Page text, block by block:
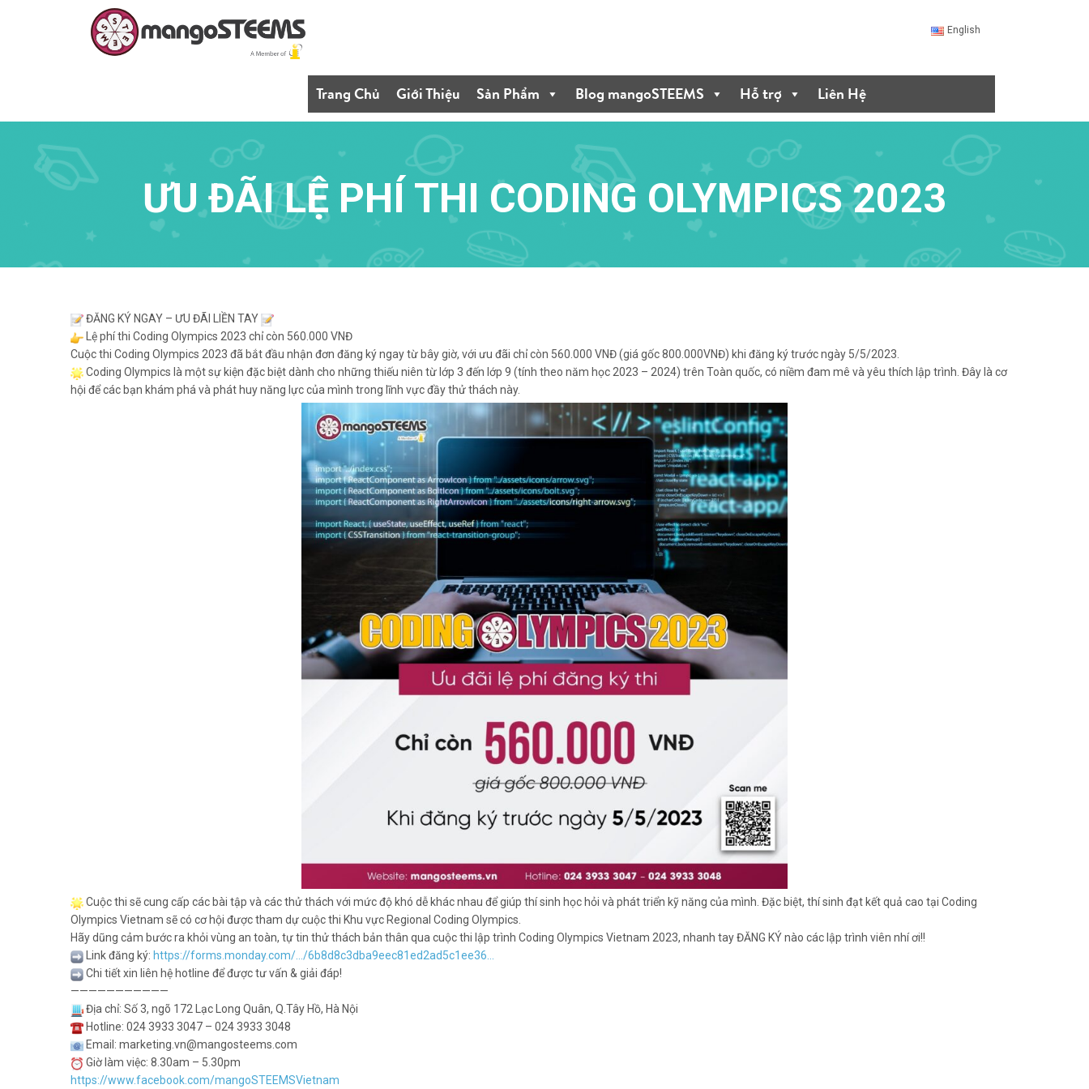
English
Trang Chủ Giới Thiệu Sản Phẩm Blog mangoSTEEMS Hỗ trợ Liên Hệ
ƯU ĐÃI LỆ PHÍ THI CODING OLYMPICS 2023
ĐĂNG KÝ NGAY – ƯU ĐÃI LIỀN TAY
Lệ phí thi Coding Olympics 2023 chỉ còn 560.000 VNĐ
Cuộc thi Coding Olympics 2023 đã bắt đầu nhận đơn đăng ký ngay từ bây giờ, với ưu đãi chỉ còn 560.000 VNĐ (giá gốc 800.000VNĐ) khi đăng ký trước ngày 5/5/2023.
Coding Olympics là một sự kiện đặc biệt dành cho những thiếu niên từ lớp 3 đến lớp 9 (tính theo năm học 2023 – 2024) trên Toàn quốc, có niềm đam mê và yêu thích lập trình. Đây là cơ
hội để các bạn khám phá và phát huy năng lực của mình trong lĩnh vực đầy thử thách này.
Cuộc thi sẽ cung cấp các bài tập và các thử thách với mức độ khó dễ khác nhau để giúp thí sinh học hỏi và phát triển kỹ năng của mình. Đặc biệt, thí sinh đạt kết quả cao tại Coding
Olympics Vietnam sẽ có cơ hội được tham dự cuộc thi Khu vực Regional Coding Olympics.
Hãy dũng cảm bước ra khỏi vùng an toàn, tự tin thử thách bản thân qua cuộc thi lập trình Coding Olympics Vietnam 2023, nhanh tay ĐĂNG KÝ nào các lập trình viên nhí ơi!!
Link đăng ký: https://forms.monday.com/…/6b8d8c3dba9eec81ed2ad5c1ee36…
Chi tiết xin liên hệ hotline để được tư vấn & giải đáp!
———————————
Địa chỉ: Số 3, ngõ 172 Lạc Long Quân, Q.Tây Hồ, Hà Nội
Hotline: 024 3933 3047 – 024 3933 3048
Email: marketing.vn@mangosteems.com
Giờ làm việc: 8.30am – 5.30pm
https://www.facebook.com/mangoSTEEMSVietnam